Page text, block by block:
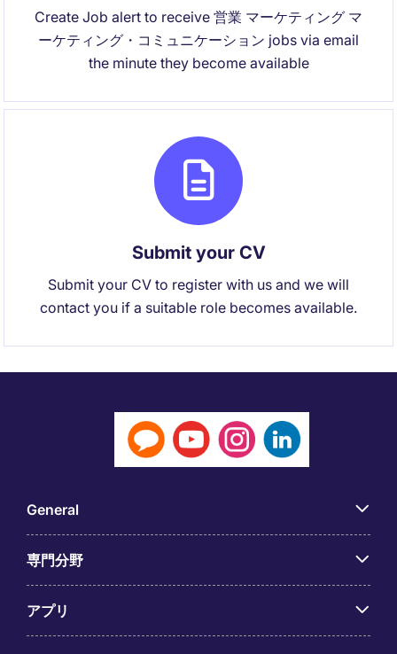
Create Job alert to receive 営業 マーケティング マ
ーケティング・コミュニケーション jobs via email
the minute they become available
Submit your CV
Submit your CV to register with us and we will
contact you if a suitable role becomes available.
General
専門分野
アプリ